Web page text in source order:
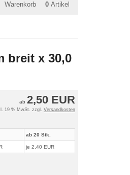
Warenkorb 0 Artikel
breit x 30,0
ab 2,50 EUR
19 % MwSt. zzgl. Versandkosten
ab 20 Stk.
je 2,40 EUR